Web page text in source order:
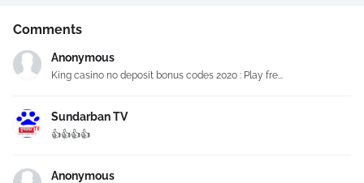
Comments
Anonymous
King casino no deposit bonus codes 2020 : Play fre...
Sundarban TV
👍👍👍👍
Anonymous